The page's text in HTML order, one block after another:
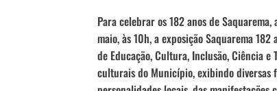
Para celebrar os 182 anos de
maio, às 10h, a exposição Saquarema
de Educação, Cultura, Inclusão, Ciência
culturais do Município, exibindo diversas